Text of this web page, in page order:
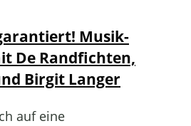
Musik-
De Randfichten,
Birgit Langer
auf eine